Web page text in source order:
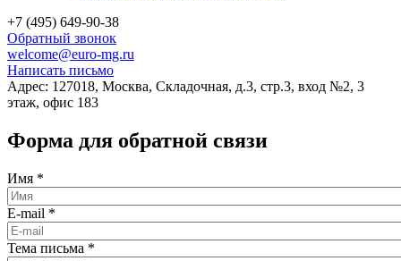
+7 (495) 649-90-38
Обратный звонок
welcome@euro-mg.ru
Написать письмо
Адрес: 127018, Москва, Складочная, д.3, стр.3, вход №2, 3
этаж, офис 183
Форма для обратной связи
Имя *
E-mail *
Тема письма *